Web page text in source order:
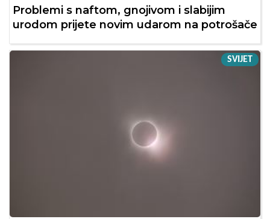
Problemi s naftom, gnojivom i slabijim
urodom prijete novim udarom na potrošače
SVIJET